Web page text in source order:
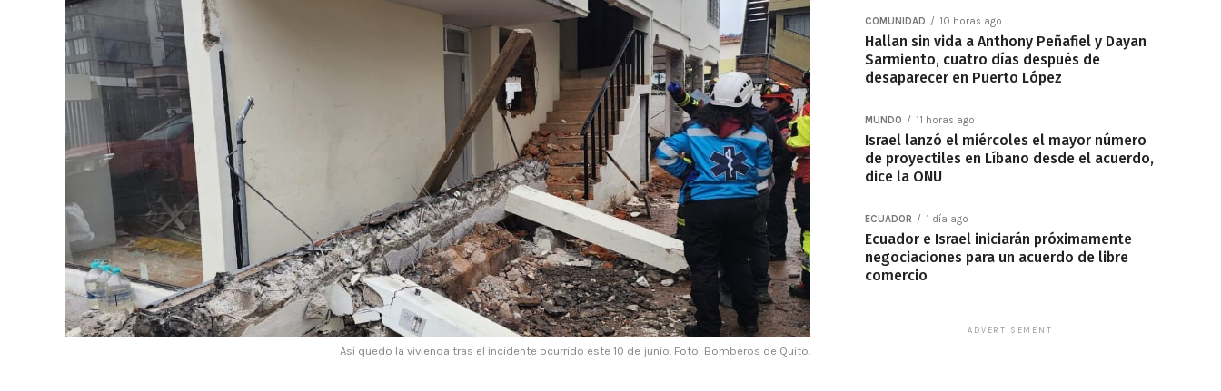
Así quedo la vivienda tras el incidente ocurrido este 10 de junio. Foto: Bomberos de Quito.
COMUNIDAD 10 horas ago
Hallan sin vida a Anthony Peñafiel y Dayan
Sarmiento, cuatro días después de
desaparecer en Puerto López
MUNDO 11 horas ago
Israel lanzó el miércoles el mayor número
de proyectiles en Líbano desde el acuerdo,
dice la ONU
ECUADOR 1 día ago
Ecuador e Israel iniciarán próximamente
negociaciones para un acuerdo de libre
comercio
ADVERTISEMENT